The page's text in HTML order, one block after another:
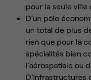
pour la seule ville
D’un pôle
un total de plus
rien que pour la
spécialités bien
l’aérospatiale ou
D’infrastructures